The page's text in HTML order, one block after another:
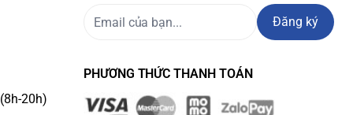
20h)
Đăng ký
PHƯƠNG THỨC THANH TOÁN